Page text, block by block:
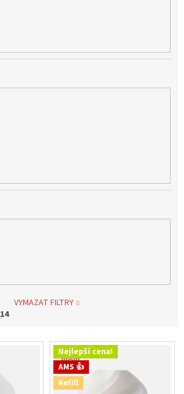
VYMAZAT FILTRY
14
Nejlepší cena!
AMS 👍
Refill